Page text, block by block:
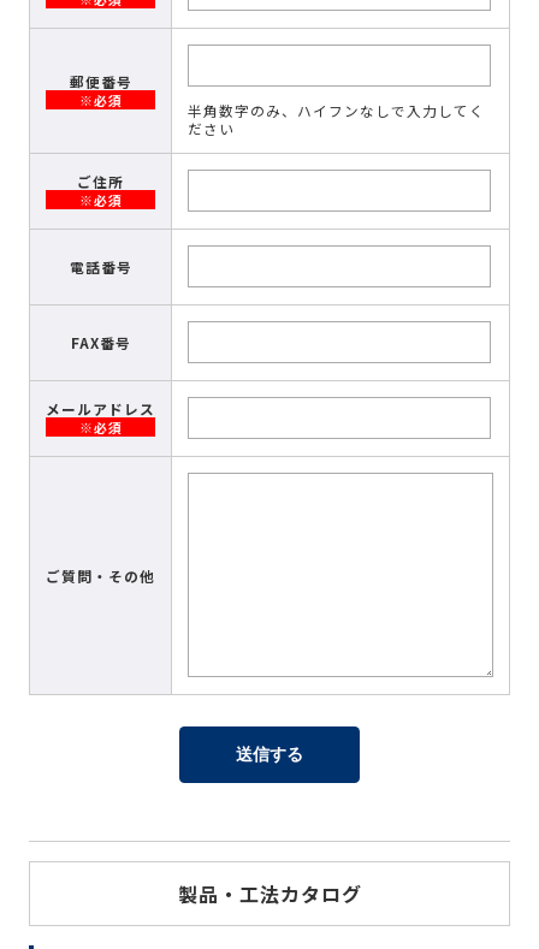
郵便番号
※必須
半角数字のみ、ハイフンなしで入力してく
ださい
ご住所
※必須
電話番号
FAX番号
メールアドレス
※必須
ご質問・その他
製品・工法カタログ